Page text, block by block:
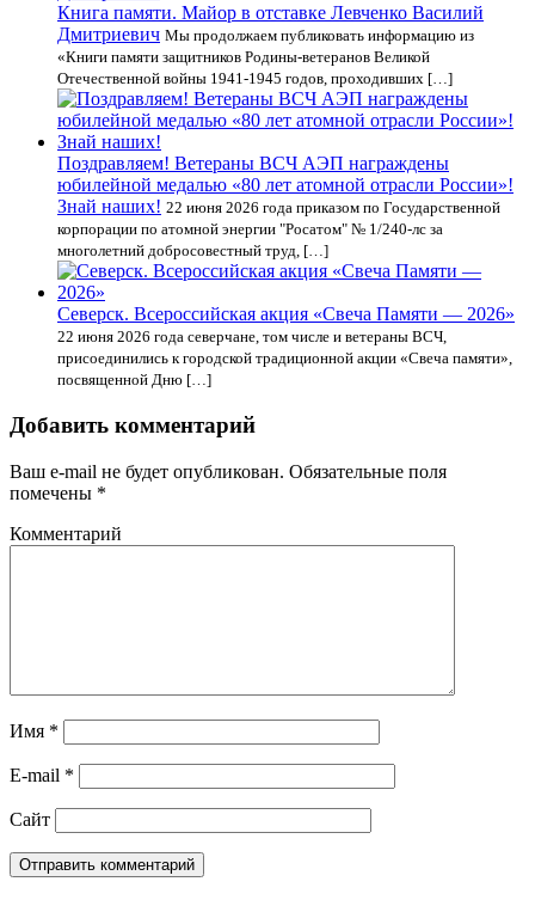
Книга памяти. Майор в отставке Левченко Василий
Дмитриевич Мы продолжаем публиковать информацию из
«Книги памяти защитников Родины-ветеранов Великой
Отечественной войны 1941-1945 годов, проходивших […]
Поздравляем! Ветераны ВСЧ АЭП награждены
юбилейной медалью «80 лет атомной отрасли России»!
Знай наших! 22 июня 2026 года приказом по Государственной
корпорации по атомной энергии "Росатом" № 1/240-лс за
многолетний добросовестный труд, […]
Северск. Всероссийская акция «Свеча Памяти — 2026»
22 июня 2026 года северчане, том числе и ветераны ВСЧ,
присоединились к городской традиционной акции «Свеча памяти»,
посвященной Дню […]
Добавить комментарий
Ваш e-mail не будет опубликован. Обязательные поля
помечены *
Комментарий
Имя *
E-mail *
Сайт